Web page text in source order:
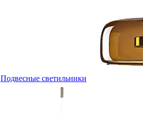
Подвесные светильники